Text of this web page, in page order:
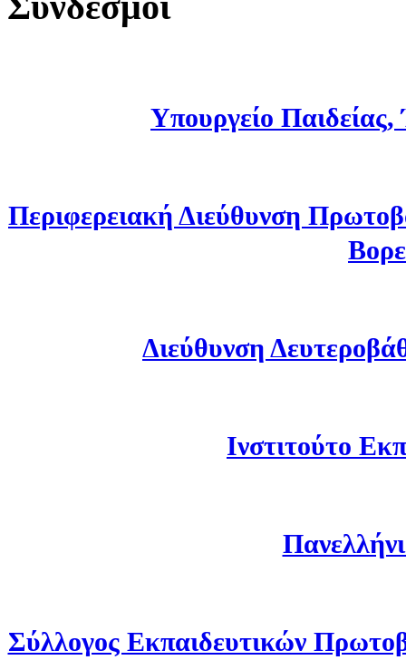
Υπουργείο
Περιφερειακή Διεύθυνση
Διεύθυνση
Ινστιτούτο
Σύλλογος Εκπαιδευτικών